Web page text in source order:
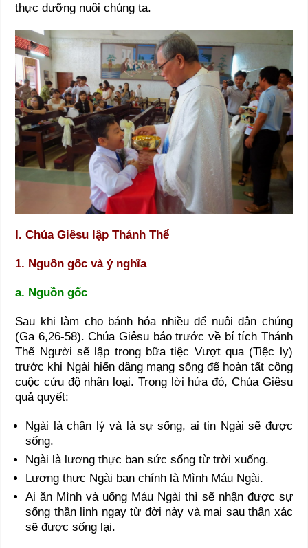
thực dưỡng nuôi chúng ta.
I. Chúa Giêsu lập Thánh Thể
1. Nguồn gốc và ý nghĩa
a. Nguồn gốc
Sau khi làm cho bánh hóa nhiều để nuôi dân chúng
(Ga 6,26-58). Chúa Giêsu báo trước về bí tích Thánh
Thể Người sẽ lập trong bữa tiệc Vượt qua (Tiệc ly)
trước khi Ngài hiến dâng mạng sống để hoàn tất công
cuộc cứu độ nhân loại. Trong lời hứa đó, Chúa Giêsu
quả quyết:
Ngài là chân lý và là sự sống, ai tin Ngài sẽ được
sống.
Ngài là lương thực ban sức sống từ trời xuống.
Lương thực Ngài ban chính là Mình Máu Ngài.
Ai ăn Mình và uống Máu Ngài thì sẽ nhận được sự
sống thần linh ngay từ đời này và mai sau thân xác
sẽ được sống lại.